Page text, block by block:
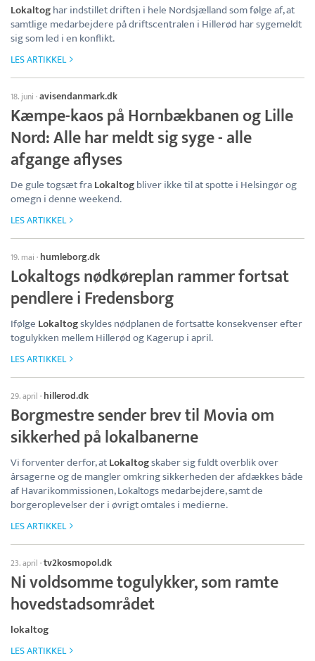
Lokaltoghar indstillet driften i hele Nordsjælland som følge af, at
samtlige medarbejdere på driftscentralen i Hillerød har sygemeldt
sig som led i en konflikt.
LES ARTIKKEL
18. juni ·avisendanmark.dk
Kæmpe-kaos på Hornbækbanen og Lille
Nord: Alle har meldt sig syge - alle
afgange aflyses
De gule togsæt fraLokaltogbliver ikke til at spotte i Helsingør og
omegn i denne weekend.
LES ARTIKKEL
19. mai · humleborg.dk
Lokaltogs nødkøreplan rammer fortsat
pendlere i Fredensborg
Ifølge Lokaltogskyldes nødplanen de fortsatte konsekvenser efter
togulykken mellem Hillerød og Kagerup i april.
LES ARTIKKEL
29. april · hillerod.dk
Borgmestre sender brev til Movia om
sikkerhed på lokalbanerne
Vi forventer derfor, atLokaltogskaber sig fuldt overblik over
årsagerne og de mangler omkring sikkerheden der afdækkes både
af Havarikommissionen, Lokaltogs medarbejdere, samt de
borgeroplevelser der i øvrigt omtales i medierne.
LES ARTIKKEL
23. april ·tv2kosmopol.dk
Ni voldsomme togulykker, som ramte
hovedstadsområdet
lokaltog
LES ARTIKKEL